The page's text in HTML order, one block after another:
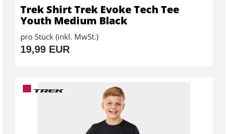
Trek Shirt Trek Evoke Tech Tee
Youth Medium Black
pro Stück (inkl. MwSt.)
19,99 EUR